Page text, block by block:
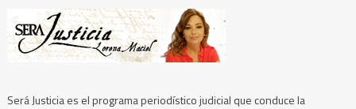
Será Justicia es el programa periodístico judicial que conduce la